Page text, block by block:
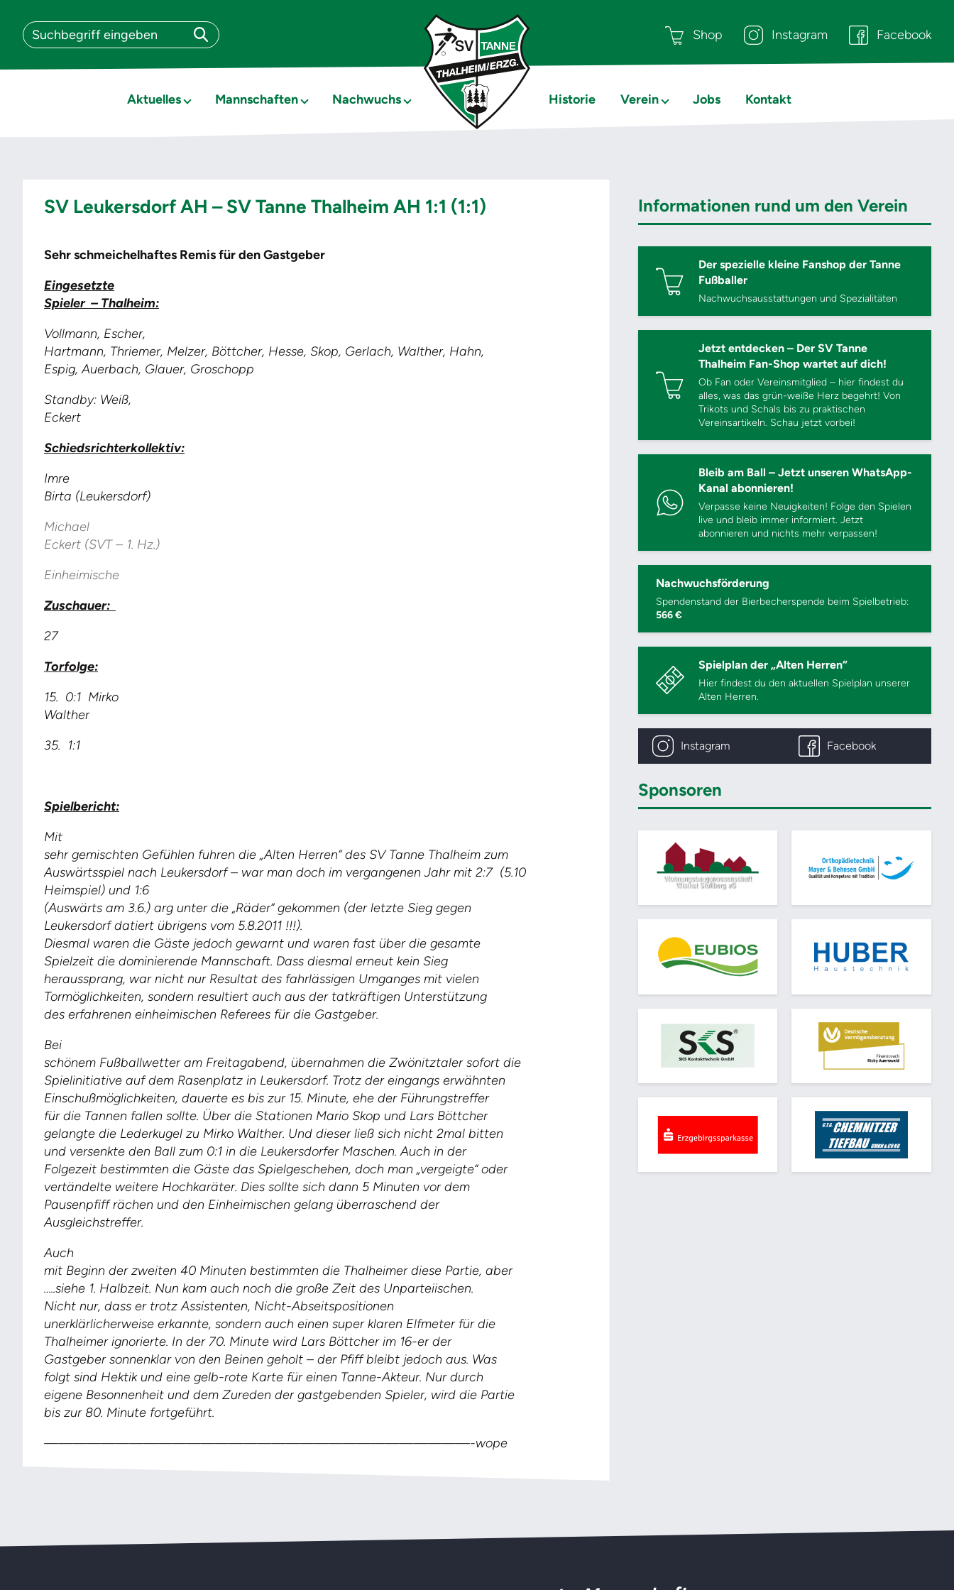
Shop Instagram Facebook
Aktuelles Mannschaften Nachwuchs Historie Verein Jobs Kontakt
SV Leukersdorf AH – SV Tanne Thalheim AH 1:1 (1:1)
Sehr schmeichelhaftes Remis für den Gastgeber
Eingesetzte
Spieler – Thalheim:
Vollmann, Escher,
Hartmann, Thriemer, Melzer, Böttcher, Hesse, Skop, Gerlach, Walther, Hahn,
Espig, Auerbach, Glauer, Groschopp
Standby: Weiß,
Eckert
Schiedsrichterkollektiv:
Imre
Birta (Leukersdorf)
Michael
Eckert (SVT – 1. Hz.)
Einheimische
Zuschauer:
27
Torfolge:
15. 0:1 Mirko
Walther
35. 1:1
Spielbericht:
Mit
sehr gemischten Gefühlen fuhren die „Alten Herren“ des SV Tanne Thalheim zum
Auswärtsspiel nach Leukersdorf – war man doch im vergangenen Jahr mit 2:7 (5.10
Heimspiel) und 1:6
(Auswärts am 3.6.) arg unter die „Räder“ gekommen (der letzte Sieg gegen
Leukersdorf datiert übrigens vom 5.8.2011 !!!).
Diesmal waren die Gäste jedoch gewarnt und waren fast über die gesamte
Spielzeit die dominierende Mannschaft. Dass diesmal erneut kein Sieg
heraussprang, war nicht nur Resultat des fahrlässigen Umganges mit vielen
Tormöglichkeiten, sondern resultiert auch aus der tatkräftigen Unterstützung
des erfahrenen einheimischen Referees für die Gastgeber.
Bei
schönem Fußballwetter am Freitagabend, übernahmen die Zwönitztaler sofort die
Spielinitiative auf dem Rasenplatz in Leukersdorf. Trotz der eingangs erwähnten
Einschußmöglichkeiten, dauerte es bis zur 15. Minute, ehe der Führungstreffer
für die Tannen fallen sollte. Über die Stationen Mario Skop und Lars Böttcher
gelangte die Lederkugel zu Mirko Walther. Und dieser ließ sich nicht 2mal bitten
und versenkte den Ball zum 0:1 in die Leukersdorfer Maschen. Auch in der
Folgezeit bestimmten die Gäste das Spielgeschehen, doch man „vergeigte“ oder
vertändelte weitere Hochkaräter. Dies sollte sich dann 5 Minuten vor dem
Pausenpfiff rächen und den Einheimischen gelang überraschend der
Ausgleichstreffer.
Auch
mit Beginn der zweiten 40 Minuten bestimmten die Thalheimer diese Partie, aber
…..siehe 1. Halbzeit. Nun kam auch noch die große Zeit des Unparteiischen.
Nicht nur, dass er trotz Assistenten, Nicht-Abseitspositionen
unerklärlicherweise erkannte, sondern auch einen super klaren Elfmeter für die
Thalheimer ignorierte. In der 70. Minute wird Lars Böttcher im 16-er der
Gastgeber sonnenklar von den Beinen geholt – der Pfiff bleibt jedoch aus. Was
folgt sind Hektik und eine gelb-rote Karte für einen Tanne-Akteur. Nur durch
eigene Besonnenheit und dem Zureden der gastgebenden Spieler, wird die Partie
bis zur 80. Minute fortgeführt.
——————————————————————————————-wope
Informationen rund um den Verein
Der spezielle kleine Fanshop der Tanne
Fußballer
Nachwuchsausstattungen und Spezialitäten
Jetzt entdecken – Der SV Tanne
Thalheim Fan-Shop wartet auf dich!
Ob Fan oder Vereinsmitglied – hier findest du
alles, was das grün-weiße Herz begehrt! Von
Trikots und Schals bis zu praktischen
Vereinsartikeln. Schau jetzt vorbei!
Bleib am Ball – Jetzt unseren WhatsApp-
Kanal abonnieren!
Verpasse keine Neuigkeiten! Folge den Spielen
live und bleib immer informiert. Jetzt
abonnieren und nichts mehr verpassen!
Nachwuchsförderung
Spendenstand der Bierbecherspende beim Spielbetrieb:
566 €
Spielplan der „Alten Herren“
Hier findest du den aktuellen Spielplan unserer
Alten Herren.
Instagram Facebook
Sponsoren